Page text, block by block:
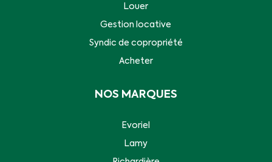
Louer
Gestion locative
Syndic de copropriété
Acheter
NOS MARQUES
Evoriel
Lamy